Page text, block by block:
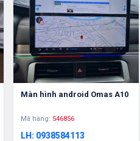
Màn hình android Omas A10
Mã hàng: 546856
LH: 0938584113